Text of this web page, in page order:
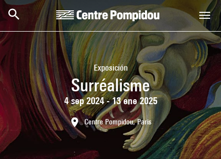
Skip to main content
Centre Pompidou
Exposición
Surréalisme
4 sep 2024 - 13 ene 2025
Centre Pompidou, Paris